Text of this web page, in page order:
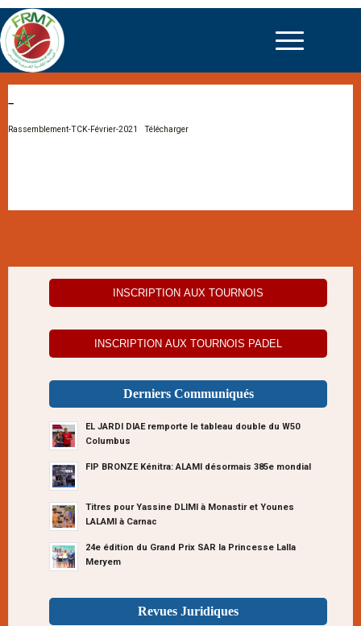
–
Rassemblement-TCK-Février-2021 Télécharger
INSCRIPTION AUX TOURNOIS
INSCRIPTION AUX TOURNOIS PADEL
Derniers Communiqués
EL JARDI DIAE remporte le tableau double du W50
Columbus
FIP BRONZE Kénitra: ALAMI désormais 385e mondial
Titres pour Yassine DLIMI à Monastir et Younes
LALAMI à Carnac
24e édition du Grand Prix SAR la Princesse Lalla
Meryem
Revues Juridiques